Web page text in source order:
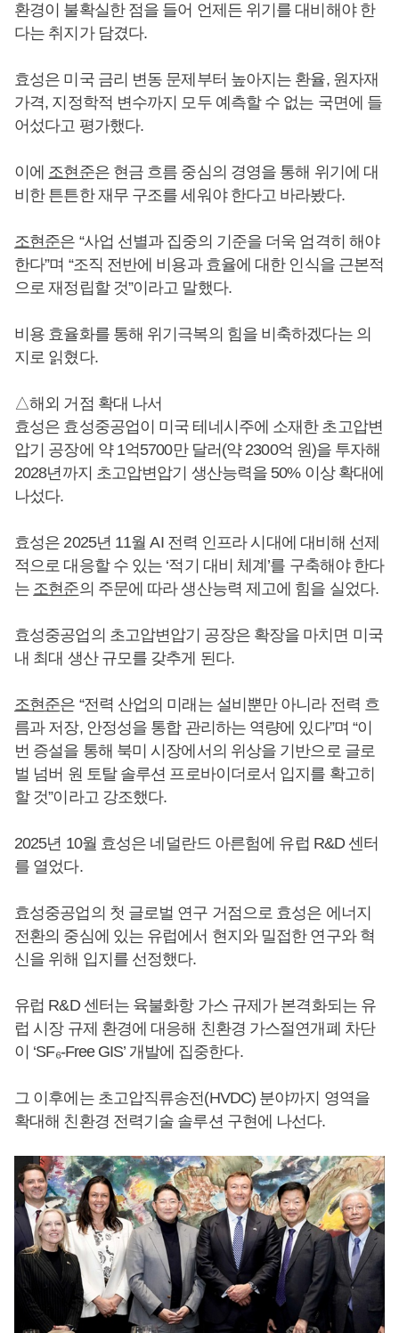
환경이 불확실한 점을 들어 언제든 위기를 대비해야 한
다는 취지가 담겼다.
효성은 미국 금리 변동 문제부터 높아지는 환율, 원자재
가격, 지정학적 변수까지 모두 예측할 수 없는 국면에 들
어섰다고 평가했다.
이에 조현준은 현금 흐름 중심의 경영을 통해 위기에 대
비한 튼튼한 재무 구조를 세워야 한다고 바라봤다.
조현준은 “사업 선별과 집중의 기준을 더욱 엄격히 해야
한다”며 “조직 전반에 비용과 효율에 대한 인식을 근본적
으로 재정립할 것”이라고 말했다.
비용 효율화를 통해 위기극복의 힘을 비축하겠다는 의
지로 읽혔다.
△해외 거점 확대 나서
효성은 효성중공업이 미국 테네시주에 소재한 초고압변
압기 공장에 약 1억5700만 달러(약 2300억 원)을 투자해
2028년까지 초고압변압기 생산능력을 50% 이상 확대에
나섰다.
효성은 2025년 11월 AI 전력 인프라 시대에 대비해 선제
적으로 대응할 수 있는 ‘적기 대비 체계’를 구축해야 한다
는 조현준의 주문에 따라 생산능력 제고에 힘을 실었다.
효성중공업의 초고압변압기 공장은 확장을 마치면 미국
내 최대 생산 규모를 갖추게 된다.
조현준은 “전력 산업의 미래는 설비뿐만 아니라 전력 흐
름과 저장, 안정성을 통합 관리하는 역량에 있다”며 “이
번 증설을 통해 북미 시장에서의 위상을 기반으로 글로
벌 넘버 원 토탈 솔루션 프로바이더로서 입지를 확고히
할 것”이라고 강조했다.
2025년 10월 효성은 네덜란드 아른험에 유럽 R&D 센터
를 열었다.
효성중공업의 첫 글로벌 연구 거점으로 효성은 에너지
전환의 중심에 있는 유럽에서 현지와 밀접한 연구와 혁
신을 위해 입지를 선정했다.
유럽 R&D 센터는 육불화항 가스 규제가 본격화되는 유
럽 시장 규제 환경에 대응해 친환경 가스절연개폐 차단
이 ‘SF₆-Free GIS’ 개발에 집중한다.
그 이후에는 초고압직류송전(HVDC) 분야까지 영역을
확대해 친환경 전력기술 솔루션 구현에 나선다.